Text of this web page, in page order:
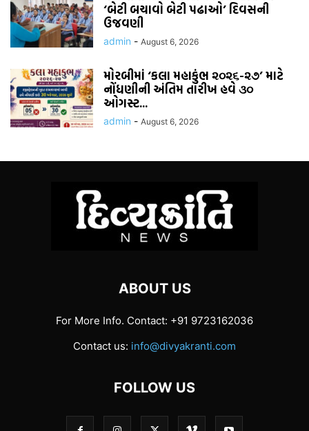
‘બેટી બચાવો બેટી પઢાઓ’ દિવસની
ઉજવણી
admin - August 6, 2026
મોરબીમાં ‘કલા મહાકુંભ ૨૦૨૬-૨૭’ માટે
નોંધણીની અંતિમ તારીખ હવે ૩૦
ઓગસ્ટ...
admin - August 6, 2026
ABOUT US
For More Info. Contact: +91 9723162036
Contact us: info@divyakranti.com
FOLLOW US